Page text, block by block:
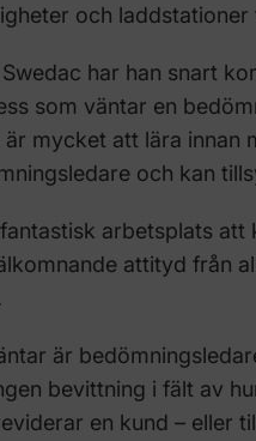
och laddstationer
har han snart
som väntar en
mycket att lära innan
och kan
arbetsplats att
attityd från
är
bevittning i fält av
en kund – eller